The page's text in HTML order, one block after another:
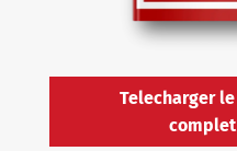
Telecharger
complet